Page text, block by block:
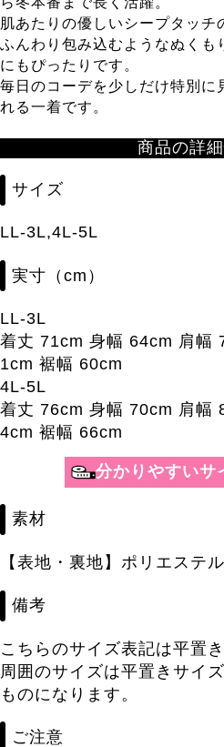
肌あたりの優しいシープタッチ
ふんわり包み込むようなぬくも
にもぴったりです。
毎日のコーデを少しだけ特別に
れる一着です。
商品の詳
サイズ
LL-3L,4L-5L
実寸（cm）
LL-3L
着丈 71cm 身幅 64cm 肩幅
1cm 裾幅 60cm
4L-5L
着丈 76cm 身幅 70cm 肩幅
4cm 裾幅 66cm
素材
【表地・裏地】ポリエステ
備考
こちらのサイズ表記は平置
周囲のサイズは平置きサイ
ものになります。
ご注意